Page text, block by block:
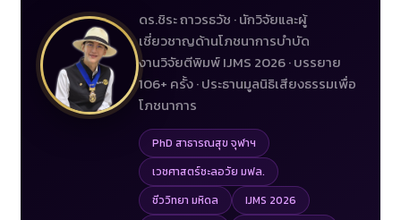
ดร.ชิระ ถาวรธวัช · นักวิจัยและผู้
เชี่ยวชาญด้านโภชนาการบำบัด
งานวิจัยตีพิมพ์ IJMS 2026 · บรรยาย
106+ ครั้ง · ประธานมูลนิธิเสียงธรรมเพื่อ
โภชนาการ
PhD สาธารณสุข จุฬาฯ
เวชศาสตร์ชะลอวัย มฟล.
ชีววิทยา มหิดล
IJMS 2026